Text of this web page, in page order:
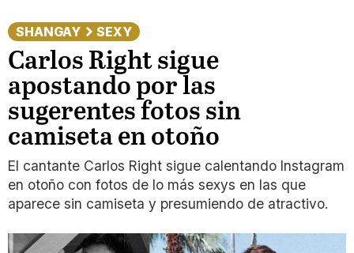
SHANGAY SEXY
Carlos Right sigue
apostando por las
sugerentes fotos sin
camiseta en otoño
El cantante Carlos Right sigue calentando Instagram
en otoño con fotos de lo más sexys en las que
aparece sin camiseta y presumiendo de atractivo.